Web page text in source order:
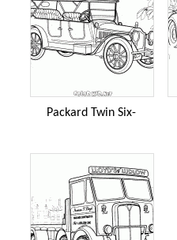
Packard Twin Six-